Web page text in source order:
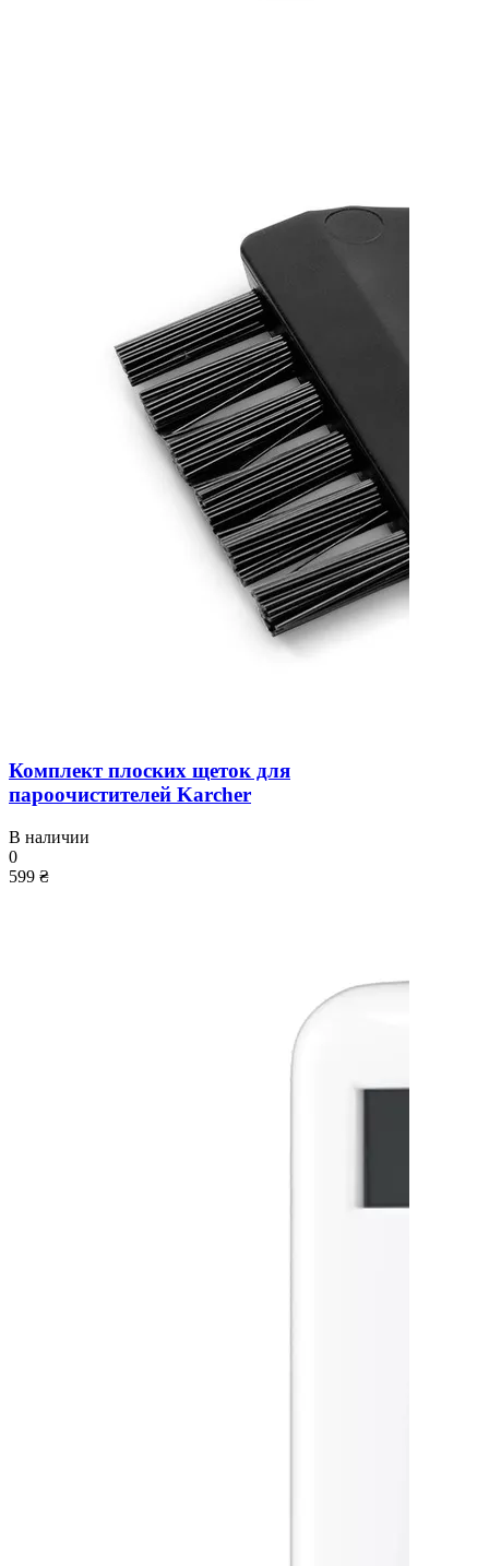
Комплект плоских щеток для
пароочистителей Karcher
В наличии
0
599 ₴